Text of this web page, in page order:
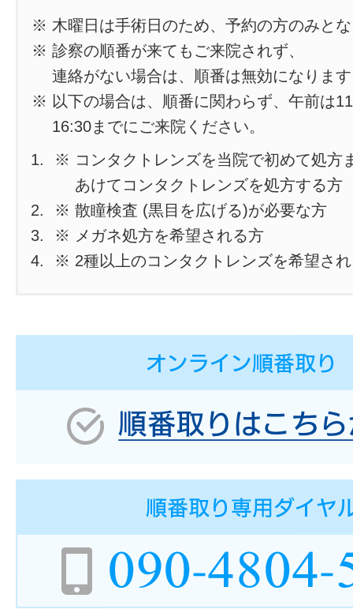
※ 木曜日は手術日のため、予約の方のみと
※ 診察の順番が来てもご来院されず、
連絡がない場合は、順番は無効になりま
※ 以下の場合は、順番に関わらず、午前は
16:30までにご来院ください。
※ コンタクトレンズを当院で初めて処方
あけてコンタクトレンズを処方する方
※ 散瞳検査 (黒目を広げる)が必要な方
※ メガネ処方を希望される方
※ 2種以上のコンタクトレンズを希望さ